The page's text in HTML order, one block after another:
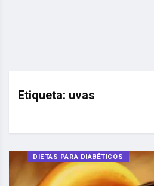
Etiqueta: uvas
DIETAS PARA DIABÉTICOS